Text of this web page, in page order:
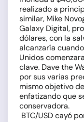
realizado a
similar, Mike
Galaxy Digital,
dólares, con la
alcanzaría
Unidos
clave. Dave the
por sus varias
mismo objetivo
enfatizando que
conservadora.
BTC/USD cayó